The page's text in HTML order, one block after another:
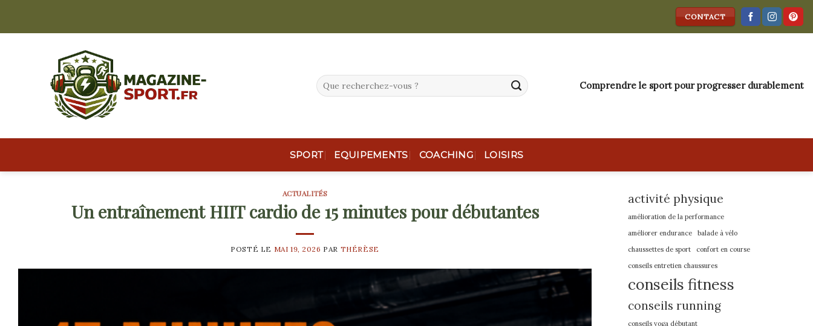
CONTACT
Comprendre le sport pour progresser durablement
SPORT EQUIPEMENTS COACHING LOISIRS
ACTUALITÉS
Un entraînement HIIT cardio de 15 minutes pour débutantes
POSTÉ LE MAI 19, 2026 PAR THÉRÈSE
activité physique
amélioration de la performance
améliorer endurance
balade à vélo
chaussettes de sport
confort en course
conseils entretien chaussures
conseils fitness
conseils running
conseils yoga débutant